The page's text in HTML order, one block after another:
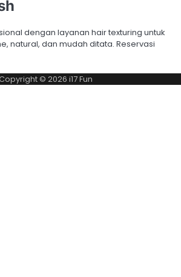
dengan layanan hair texturing untuk
natural, dan mudah ditata. Reservasi
© 2026 i17 Fun